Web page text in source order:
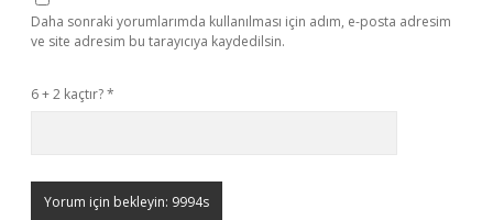
Daha sonraki yorumlarımda kullanılması için adım, e-posta adresim
ve site adresim bu tarayıcıya kaydedilsin.
6 + 2 kaçtır?*